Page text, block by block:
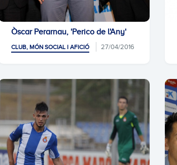
Òscar Perarnau, 'Perico de l'Any'
CLUB, MÓN SOCIAL I AFICIÓ 27/04/2016